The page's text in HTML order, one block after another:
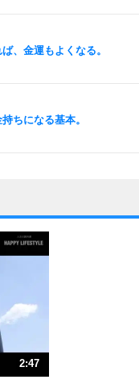
、金運もよくなる。
ちになる基本。
ない。
方法
因は、行動しないから。
法
の。2:47